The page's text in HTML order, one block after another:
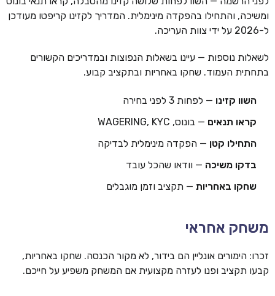
ומשיכה, והתחילו בהפקדה מינימלית. המדריך לקזינו קריפטו מעודכן
ל-2026 על ידי צוות העריכה.
לשאלות נוספות — עיינו בשאלות הנפוצות ובמדריכים הקשורים
בתחתית העמוד. שחקו באחריות ובתקציב קבוע.
השוו קזינו — לפחות 3 לפני בחירה
קראו תנאים — בונוס, WAGERING, KYC
התחילו קטן — הפקדה מינימלית לבדיקה
בדקו משיכה — וודאו שהכל עובד
שחקו באחריות — תקציב וזמן מוגבלים
משחק אחראי
זכרו: הימורים אונליין הם בידור, לא מקור הכנסה. שחקו באחריות,
קבעו תקציב ופנו לעזרה מקצועית אם המשחק משפיע על חייכם.